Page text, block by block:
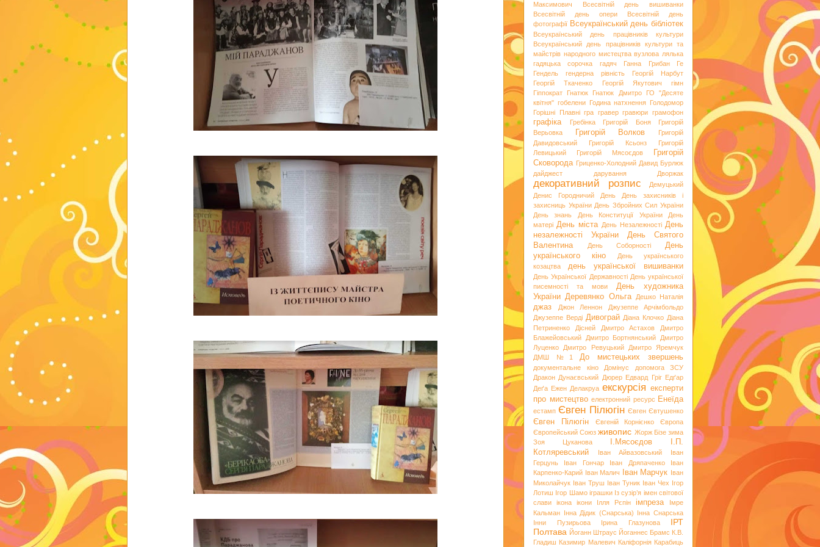
Максимович
Всесвітній день вишиванки
Всесвітній день опери
Всесвітній день
фотографії Всеукраїнський день бібліотек
Всеукраїнський день працівників культури
Всеукраїнський день працівників культури та
майстрів народного мистецтва вузлова лялька
гадяцька сорочка
гадяч Ганна Грибан
Ге
Гендель
гендерна рівність
Георгій Нарбут
Георгій Ткаченко
Георгій Якутович
гімн
Гіппократ
Гнатюк Гнатюк Дмитро
ГО "Десяте
квітня" гобелени Година натхнення Голодомор
Горішні Плавні гра гравер гравюри грамофон
графіка Гребінка Григорій Боня
Григорій
Верьовка
Григорій Волков
Григорій
Давидовський
Григорій Ксьонз
Григорій
Левицький
Григорій Мясоєдов
Григорій
Сковорода Гриценко-Холодний Давид Бурлюк
дайджест
дарування Дворжак
декоративний розпис
Демуцький
Денис Городничий
День
День захисників і
захисниць України День Збройних Сил України
День знань
День Конституції України
День
матері День міста День Незалежності День
незалежності України
День Святого
Валентина
День Соборності
День
українського кіно
День українського
козацтва
день української вишиванки
День Української Державності День української
писемності та мови
День художника
України Деревянко Ольга Дешко Наталія
джаз Джон Леннон
Джузеппе Арчімбольдо
Джузеппе Верді Дивограй Діана Клочко Діана
Петриненко
Дісней Дмитро Астахов
Дмитро
Блажейовський
Дмитро Бортнянський
Дмитро
Луценко
Дмитро Ревуцький
Дмитро Яремчук
ДМШ №1
До мистецьких звершень
документальне кіно Домінус
допомога ЗСУ
Дракон Дунаєвський Дюрер Едвард Гріг Едґар
Деґа Ежен Делакруа екскурсія експерти
про мистецтво електронний ресурс Енеїда
естамп Євген Пілюгін Євген Євтушенко
Євген Пілюгін Євгеній Корнієнко
Європа
Європейський Союз живопис Жорж Бізе зима
Зоя Цуканова
І.Мясоєдов
І.П.
Котляревський
Іван Айвазовський
Іван
Герцунь
Іван Гончар Іван Дряпаченко
Іван
Карпенко-Карий Іван Малич Іван Марчук Іван
Миколайчук Іван Труш Іван Туник Іван Чех Ігор
Лотиш Ігор Шамо іграшки Із сузір’я імен світової
слави
ікона ікони Ілля Рєпін імпреза
Імре
Кальман Інна Дідик (Снарська) Інна Снарська
Інни Пузирьова
Ірина Глазунова
ІРТ
Полтава Йоганн Штраус Йоганнес Брамс К.В.
Гладиш Казимир Малевич Каліфорнія Карабиць